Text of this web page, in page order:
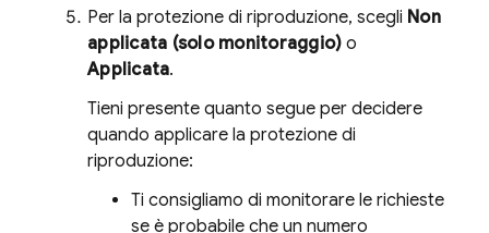
Per la protezione di riproduzione, scegli Non
applicata (solo monitoraggio) o
Applicata.
Tieni presente quanto segue per decidere
quando applicare la protezione di
riproduzione:
Ti consigliamo di monitorare le richieste
se è probabile che un numero